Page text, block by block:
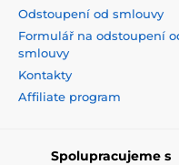
Odstoupení od smlouvy
Formulář na odstoupení
smlouvy
Kontakty
Affiliate program
Spolupracujeme s